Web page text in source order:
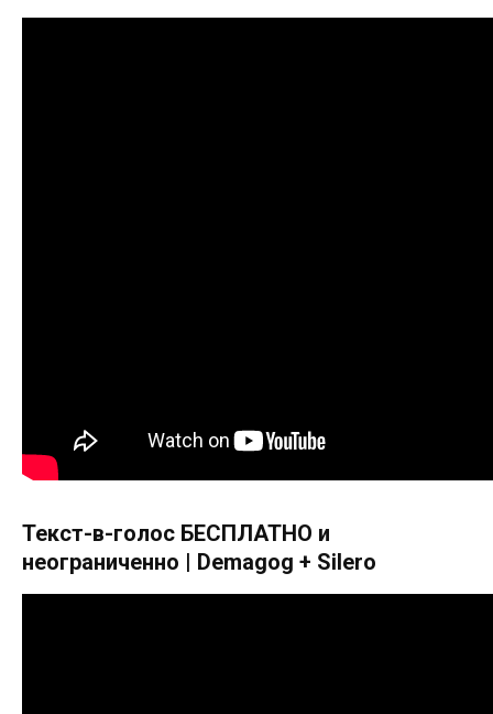
Текст-в-голос БЕСПЛАТНО и
неограниченно | Demagog + Silero